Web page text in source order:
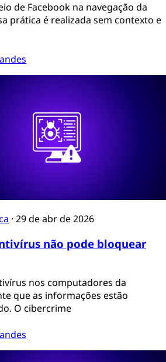
de Facebook na navegação da
prática é realizada sem contexto e
· 29 de abr de 2026
não pode bloquear
nos computadores da
que as informações estão
O cibercrime